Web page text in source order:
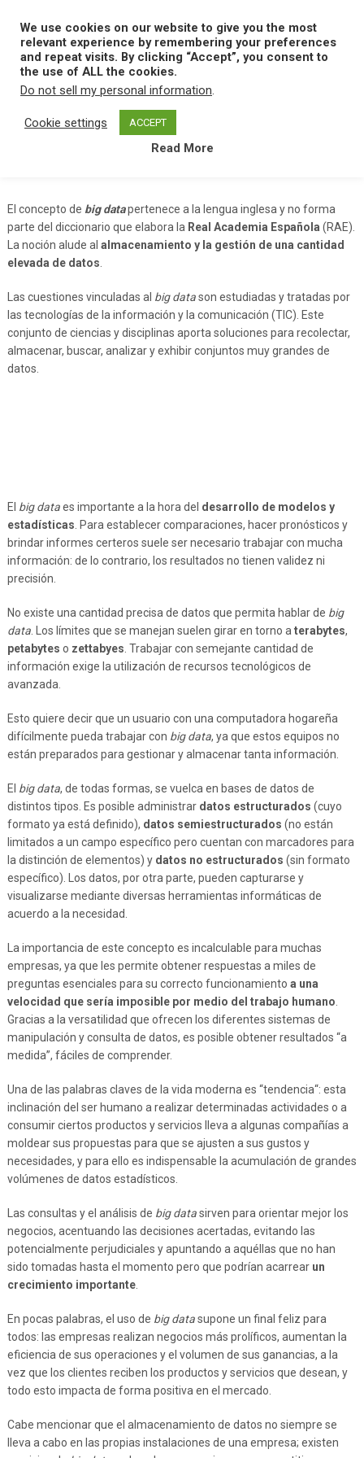
content
MENU
Home B Big Data
El concepto de big datapertenece a la lengua inglesa y no forma
parte del diccionario que elabora la Real Academia Española (RAE).
La noción alude al almacenamiento y la gestión de una cantidad
elevada de datos
Las cuestiones vinculadas al big datason estudiadas y tratadas por
las tecnologías de la información y la comunicación (TIC). Este
conjunto de ciencias y disciplinas aporta soluciones para recolectar,
almacenar, buscar, analizar y exhibir conjuntos muy grandes de
datos.
El big dataes importante a la hora del desarrollo de modelos y
estadísticas . Para establecer comparaciones, hacer pronósticos y
brindar informes certeros suele ser necesario trabajar con mucha
información: de lo contrario, los resultados no tienen validez ni
precisión.
No existe una cantidad precisa de datos que permita hablar de big
data. Los límites que se manejan suelen girar en torno a terabytes,
petabytes o zettabyes . Trabajar con semejante cantidad de
información exige la utilización de recursos tecnológicos de
avanzada.
Esto quiere decir que un usuario con una computadora hogareña
difícilmente pueda trabajar con big data, ya que estos equipos no
están preparados para gestionar y almacenar tanta información.
El big data, de todas formas, se vuelca en bases de datos de
distintos tipos. Es posible administrar datos estructurados (cuyo
formato ya está definido), datos semiestructurados (no están
limitados a un campo específico pero cuentan con marcadores para
la distinción de elementos) y datos no estructurados (sin formato
específico). Los datos, por otra parte, pueden capturarse y
visualizarse mediante diversas herramientas informáticas de
acuerdo a la necesidad.
La importancia de este concepto es incalculable para muchas
empresas, ya que les permite obtener respuestas a miles de
preguntas esenciales para su correcto funcionamiento a una
velocidad que sería imposible por medio del trabajo humano
Gracias a la versatilidad que ofrecen los diferentes sistemas de
manipulación y consulta de datos, es posible obtener resultados “a
medida”, fáciles de comprender.
Una de las palabras claves de la vida moderna es “tendencia“: esta
inclinación del ser humano a realizar determinadas actividades o a
consumir ciertos productos y servicios lleva a algunas compañías a
moldear sus propuestas para que se ajusten a sus gustos y
necesidades, y para ello es indispensable la acumulación de grandes
volúmenes de datos estadísticos.
Las consultas y el análisis de big datasirven para orientar mejor los
negocios, acentuando las decisiones acertadas, evitando las
potencialmente perjudiciales y apuntando a aquéllas que no han
sido tomadas hasta el momento pero que podrían acarrear un
crecimiento importante.
En pocas palabras, el uso de big datasupone un final feliz para
todos: las empresas realizan negocios más prolíficos, aumentan la
eficiencia de sus operaciones y el volumen de sus ganancias, a la
vez que los clientes reciben los productos y servicios que desean, y
todo esto impacta de forma positiva en el mercado.
Cabe mencionar que el almacenamiento de datos no siempre se
lleva a cabo en las propias instalaciones de una empresa; existen
We use cookies on our website to give you the most
relevant experience by remembering your preferences
and repeat visits. By clicking “Accept”, you consent to
the use of ALL the cookies.
Do not sell my personal information.
Cookie settings ACCEPT
Read More